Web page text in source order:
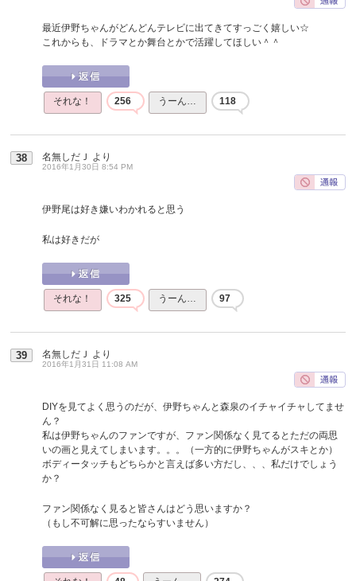
最近伊野ちゃんがどんどんテレビに出てきてすっごく嬉しい☆
これからも、ドラマとか舞台とかで活躍してほしい＾＾
それな！ 256 うーん… 118
38 名無しだＪ より
2016年1月30日 8:54 PM
伊野尾は好き嫌いわかれると思う
私は好きだが
それな！ 325 うーん… 97
39 名無しだＪ より
2016年1月31日 11:08 AM
DIYを見てよく思うのだが、伊野ちゃんと森泉のイチャイチャしてませ
ん？
私は伊野ちゃんのファンですが、ファン関係なく見てるとただの両思
いの画と見えてしまいます。。。（一方的に伊野ちゃんがスキとか）
ボディータッチもどちらかと言えば多い方だし、、、私だけでしょう
か？
ファン関係なく見ると皆さんはどう思いますか？
（もし不可解に思ったならすいません）